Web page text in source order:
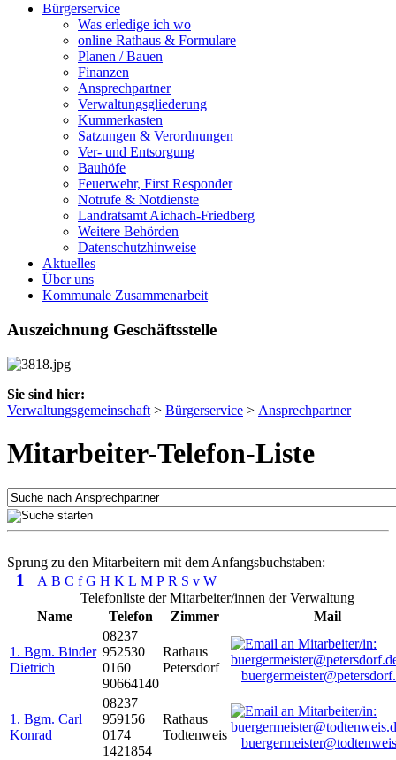
Bürgerservice
Was erledige ich wo
online Rathaus & Formulare
Planen / Bauen
Finanzen
Ansprechpartner
Verwaltungsgliederung
Kummerkasten
Satzungen & Verordnungen
Ver- und Entsorgung
Bauhöfe
Feuerwehr, First Responder
Notrufe & Notdienste
Landratsamt Aichach-Friedberg
Weitere Behörden
Datenschutzhinweise
Aktuelles
Über uns
Kommunale Zusammenarbeit
Auszeichnung Geschäftsstelle
Sie sind hier:
Verwaltungsgemeinschaft > Bürgerservice > Ansprechpartner
Mitarbeiter-Telefon-Liste
Sprung zu den Mitarbeitern mit dem Anfangsbuchstaben:
1 A B C f G H K L M P R S v W
Telefonliste der Mitarbeiter/innen der Verwaltung
Name
Telefon Zimmer Mail
1. Bgm. Binder
Dietrich
08237
952530
0160
90664140
Rathaus
Petersdorf
1. Bgm. Carl
Konrad
08237
959156
0174
1421854
Rathaus
Todtenweis